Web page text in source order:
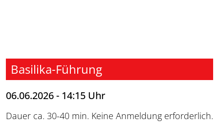
Basilika-Führung
06.06.2026 - 14:15 Uhr
Dauer ca. 30-40 min. Keine Anmeldung erforderlich.